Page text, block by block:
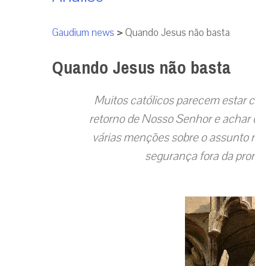
Gaudium news >Quando Jesus não basta
Quando Jesus não basta
Muitos católicos parecem estar
retorno de Nosso Senhor e achar
várias menções sobre o assunto
segurança fora da